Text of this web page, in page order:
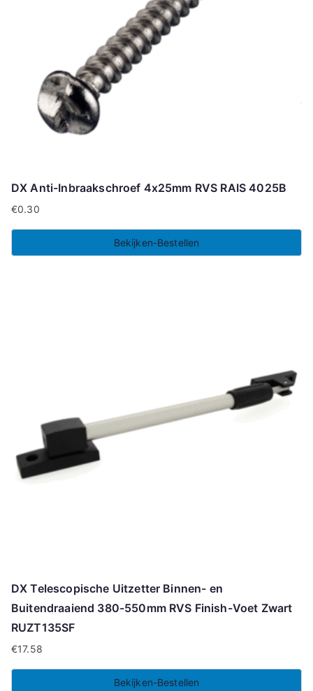
DX Anti-Inbraakschroef 4x25mm RVS RAIS 4025B
€0.30
Bekijken-Bestellen
DX Telescopische Uitzetter Binnen- en
Buitendraaiend 380-550mm RVS Finish-Voet Zwart
RUZT135SF
€17.58
Bekijken-Bestellen